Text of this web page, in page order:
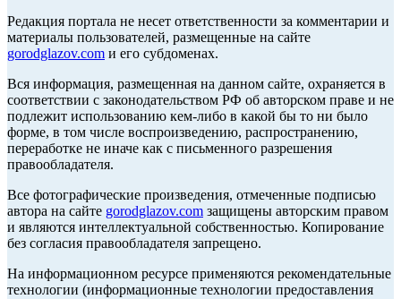
Редакция портала не несет ответственности за комментарии и
материалы пользователей, размещенные на сайте
gorodglazov.com и его субдоменах.
Вся информация, размещенная на данном сайте, охраняется в
соответствии с законодательством РФ об авторском праве и не
подлежит использованию кем-либо в какой бы то ни было
форме, в том числе воспроизведению, распространению,
переработке не иначе как с письменного разрешения
правообладателя.
Все фотографические произведения, отмеченные подписью
автора на сайте gorodglazov.com защищены авторским правом
и являются интеллектуальной собственностью. Копирование
без согласия правообладателя запрещено.
На информационном ресурсе применяются рекомендательные
технологии (информационные технологии предоставления